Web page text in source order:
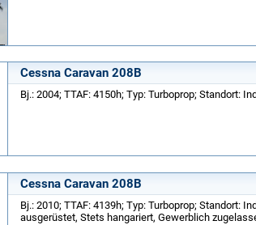
Cessna Caravan 208B
Bj.: 2004; TTAF: 4150h; Typ: Turboprop; Standort:
Cessna Caravan 208B
Bj.: 2010; TTAF: 4139h; Typ: Turboprop; Standort:
ausgerüstet, Stets hangariert, Gewerblich